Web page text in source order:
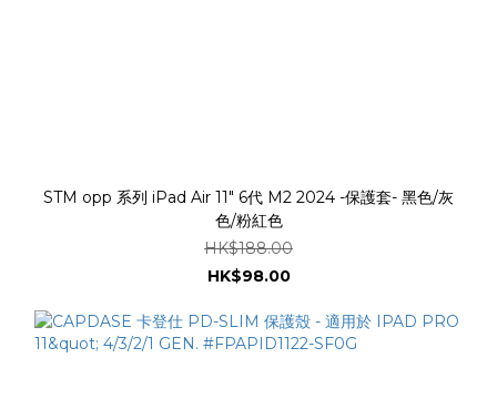
STM opp 系列 iPad Air 11" 6代 M2 2024 -保護套- 黑色/灰
色/粉紅色
HK$188.00
HK$98.00